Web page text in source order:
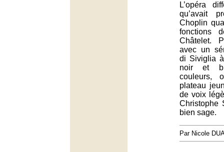
L’opéra
qu’avait
Choplin
fonctions
Châtelet.
avec un
di Siviglia
noir et
couleurs,
plateau
de voix
Christophe
bien sage.
Par Nicole